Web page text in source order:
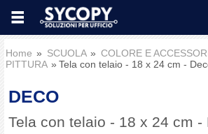
Home SCUOLA COLORE E
PITTURA
Tela con telaio - 18 x 24 cm -
DECO
Tela con telaio - 18 x 24 cm -